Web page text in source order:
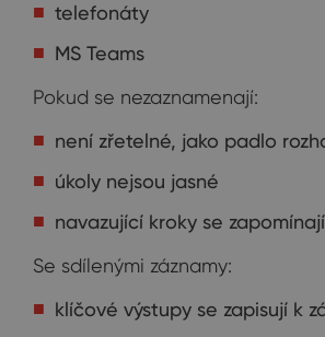
telefonáty
MS Teams
Pokud se nezaznamenají:
není zřetelné, jako padlo
úkoly nejsou jasné
navazující kroky se zapomínají
Se sdílenými záznamy:
klíčové výstupy se zapisují k